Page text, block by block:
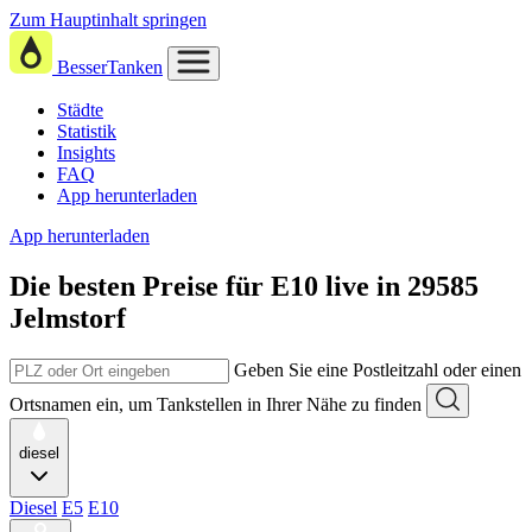
Zum Hauptinhalt springen
BesserTanken
Städte
Statistik
Insights
FAQ
App herunterladen
App herunterladen
Die besten Preise für E10 live in 29585
Jelmstorf
Geben Sie eine Postleitzahl oder einen
Ortsnamen ein, um Tankstellen in Ihrer Nähe zu finden
diesel
Diesel E5 E10